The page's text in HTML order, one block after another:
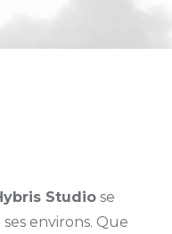
Studio se
ses environs. Que